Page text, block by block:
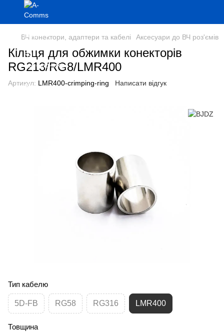
ВЧ конектори, адаптери та кабелі Аксесуари до ВЧ роз'ємів
Кільця для обжимки конекторів
RG213/RG8/LMR400
Артикул: LMR400-crimping-ring Написати відгук
Тип кабелю
5D-FB RG58 RG316 LMR400
Товщина